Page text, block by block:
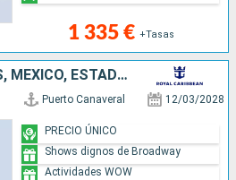
1 335 € +Tasas
BAHAMAS, HONDURAS, MÉXICO, ESTADOS UNIDOS
Puerto Canaveral 12/03/2028
PRECIO ÚNICO
Shows dignos de Broadway
Actividades WOW